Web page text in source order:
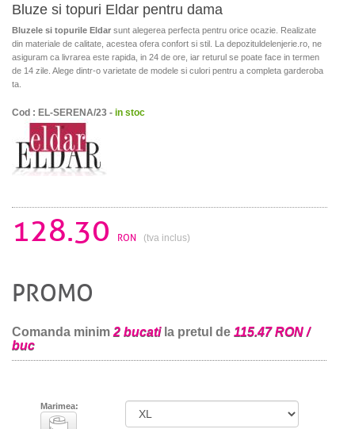
Bluze si topuri Eldar pentru dama
Bluzele si topurile Eldar sunt alegerea perfecta pentru orice ocazie. Realizate
din materiale de calitate, acestea ofera confort si stil. La depozituldelenjerie.ro, ne
asiguram ca livrarea este rapida, in 24 de ore, iar returul se poate face in termen
de 14 zile. Alege dintr-o varietate de modele si culori pentru a completa garderoba
ta.
Cod : EL-SERENA/23 - in stoc
128.30 RON (tva inclus)
PROMO
Comanda minim 2 bucatila pretul de 115.47 RON /
buc
Marimea: